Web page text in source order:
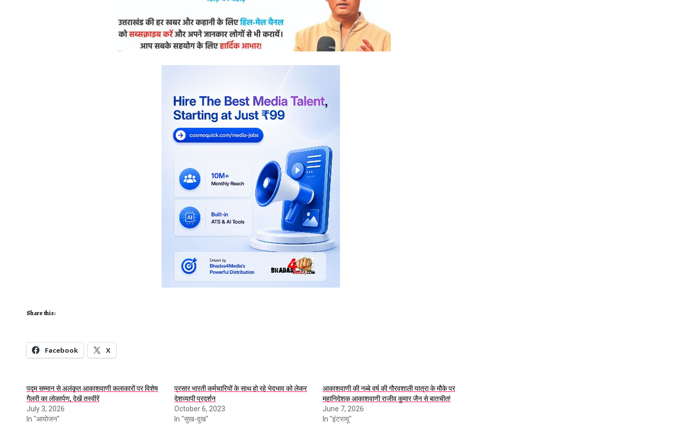
Share this:
Facebook X
पद्म सम्मान से अलंकृत आकाशवाणी कलाकारों पर विशेष
गैलरी का लोकार्पण, देखें तस्वीरें
July 3, 2026
In "आयोजन"
प्रसार भारती कर्मचारियों के साथ हो रहे भेदभाव को लेकर
देशव्यापी प्रदर्शन
October 6, 2023
In "सुख-दुख"
आकाशवाणी की नब्बे वर्ष की गौरवशाली यात्रा के मौके पर
महानिदेशक आकाशवाणी राजीव कुमार जैन से बातचीत!
June 7, 2026
In "इंटरव्यू"